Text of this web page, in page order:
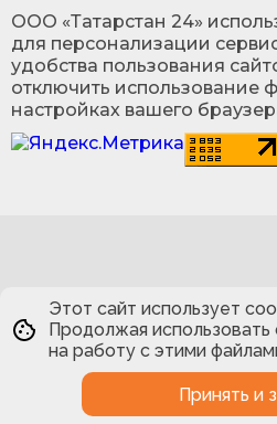
ООО «Татарстан 24»
для персонализации
удобства пользования
отключить использование
настройках вашего
Этот сайт использует
Продолжая использовать
на работу с этими
Принять и